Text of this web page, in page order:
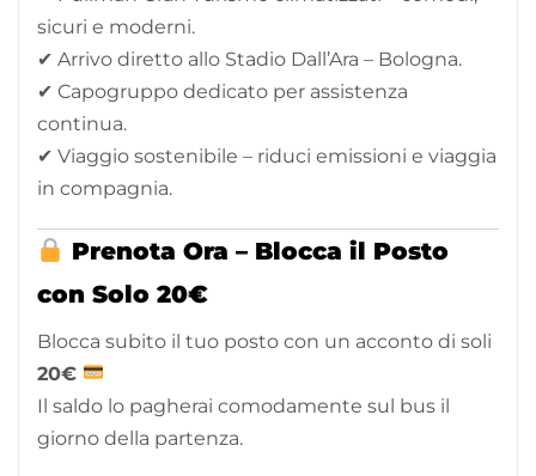
sicuri e moderni.
✔ Arrivo diretto allo Stadio Dall’Ara – Bologna.
✔ Capogruppo dedicato per assistenza
continua.
✔ Viaggio sostenibile – riduci emissioni e viaggia
in compagnia.
Prenota Ora – Blocca il Posto
con Solo 20€
Blocca subito il tuo posto con un acconto di soli
20€
Il saldo lo pagherai comodamente sul bus il
giorno della partenza.